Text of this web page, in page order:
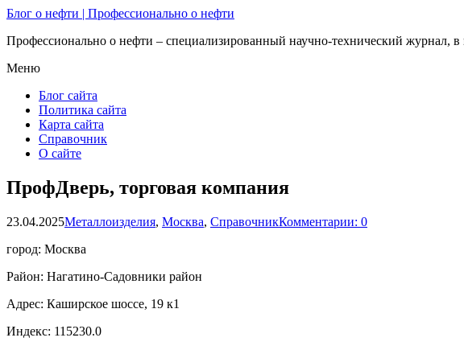
Блог о нефти | Профессионально о нефти
Профессионально о нефти – специализированный научно-технический журнал,
Меню
Блог сайта
Политика сайта
Карта сайта
Справочник
О сайте
ПрофДверь, торговая компания
23.04.2025Металлоизделия, Москва, СправочникКомментарии: 0
город: Москва
Район: Нагатино-Садовники район
Адрес: Каширское шоссе, 19 к1
Индекс: 115230.0